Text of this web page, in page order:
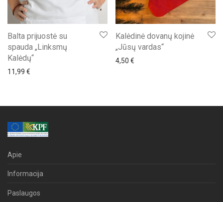
Balta prijuostė su
spauda „Linksmų
Kalėdų“
11,99 €
Kalėdinė dovanų kojinė
„Jūsų vardas“
4,50 €
Apie
Informacija
Paslaugos